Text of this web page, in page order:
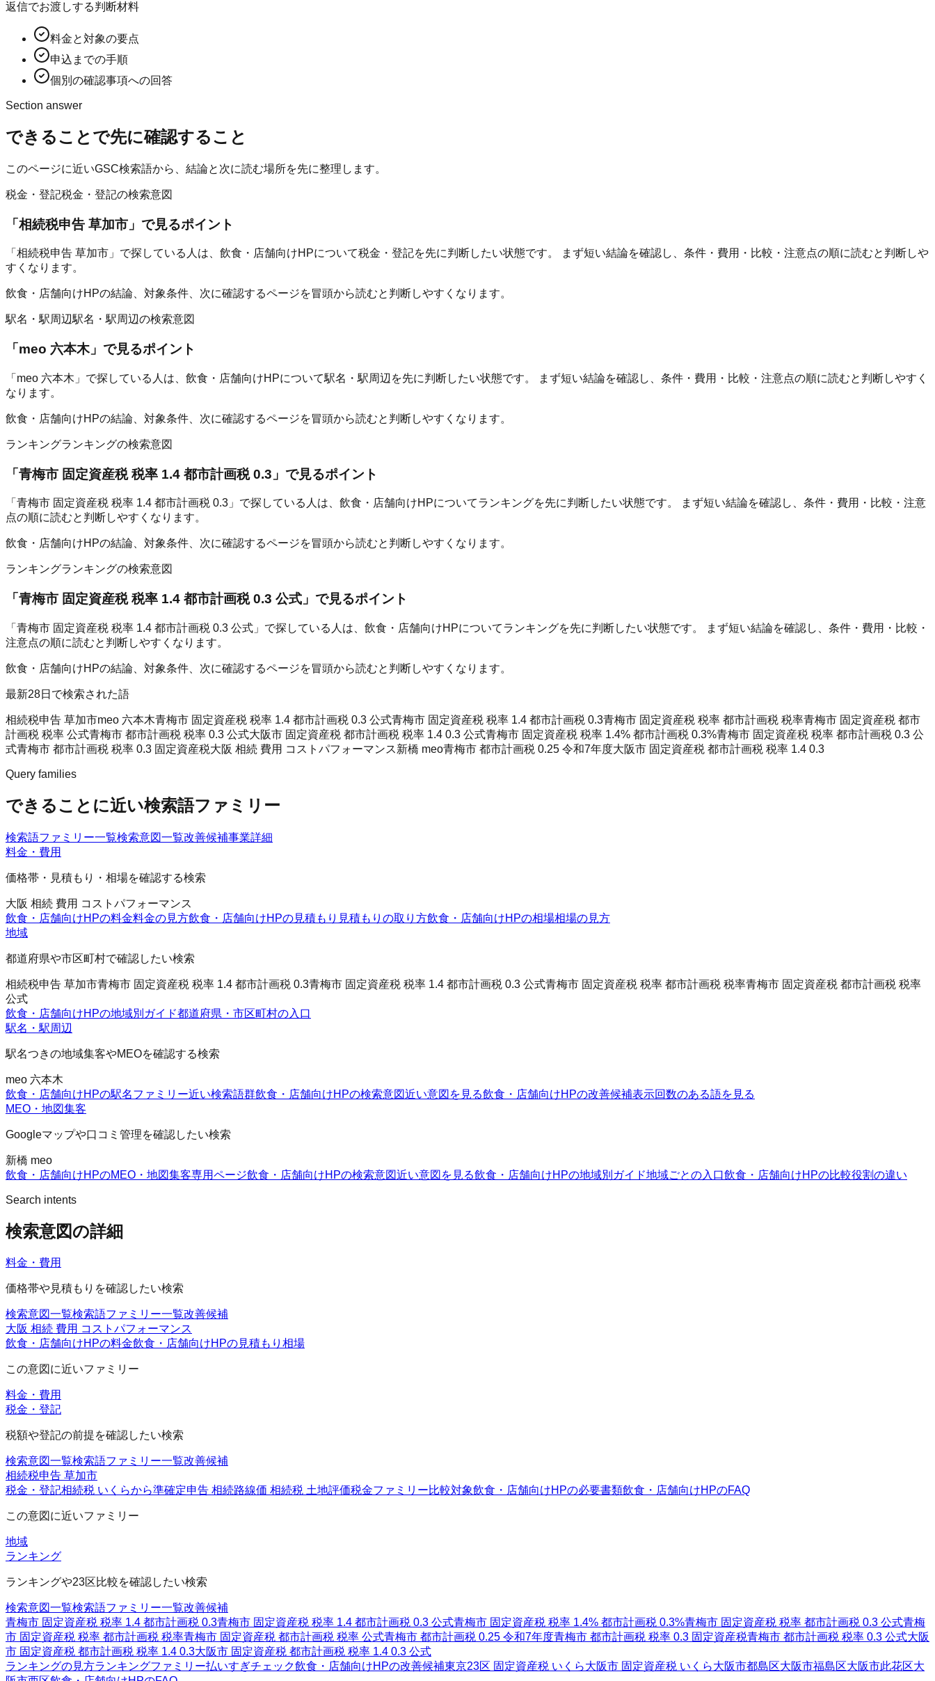
返信でお渡しする判断材料
料金と対象の要点
申込までの手順
個別の確認事項への回答
Section answer
できること で先に確認すること
このページに近いGSC検索語から、結論と次に読む場所を先に整理します。
税金・登記税金・登記の検索意図
「相続税申告 草加市 」で見るポイント
「相続税申告 草加市」で探している人は、飲食・店舗向けHPについて税金・登記を先に判断したい状態です。 まず短い結論を確認し、条件・費用・比較・注意点の順に読むと判断しや
すくなります。
飲食・店舗向けHPの結論、対象条件、次に確認するページを冒頭から読むと判断しやすくなります。
駅名・駅周辺駅名・駅周辺の検索意図
「 meo 六本木」で見るポイント
「meo 六本木」で探している人は、飲食・店舗向けHPについて駅名・駅周辺を先に判断したい状態です。 まず短い結論を確認し、条件・費用・比較・注意点の順に読むと判断しやすく
なります。
飲食・店舗向けHPの結論、対象条件、次に確認するページを冒頭から読むと判断しやすくなります。
ランキングランキングの検索意図
「青梅市 固定資産税 税率 1.4 都市計画税 0.3 」で見るポイント
「青梅市 固定資産税 税率 1.4 都市計画税 0.3」で探している人は、飲食・店舗向けHPについてランキングを先に判断したい状態です。 まず短い結論を確認し、条件・費用・比較・注意
点の順に読むと判断しやすくなります。
飲食・店舗向けHPの結論、対象条件、次に確認するページを冒頭から読むと判断しやすくなります。
ランキングランキングの検索意図
「 青梅市 固定資産税 税率 1.4 都市計画税 0.3 公式 」で見るポイント
「青梅市 固定資産税 税率 1.4 都市計画税 0.3 公式」で探している人は、飲食・店舗向けHPについてランキングを先に判断したい状態です。 まず短い結論を確認し、条件・費用・比較・
注意点の順に読むと判断しやすくなります。
飲食・店舗向けHPの結論、対象条件、次に確認するページを冒頭から読むと判断しやすくなります。
最新28日で検索された語
相続税申告 草加市meo 六本木青梅市 固定資産税 税率 1.4 都市計画税 0.3 公式青梅市 固定資産税 税率 1.4 都市計画税 0.3青梅市 固定資産税 税率 都市計画税 税率青梅市 固定資産税 都市
計画税 税率 公式青梅市 都市計画税 税率 0.3 公式大阪市 固定資産税 都市計画税 税率 1.4 0.3 公式青梅市 固定資産税 税率 1.4% 都市計画税 0.3%青梅市 固定資産税 税率 都市計画税 0.3 公
式青梅市 都市計画税 税率 0.3 固定資産税大阪 相続 費用 コストパフォーマンス新橋 meo青梅市 都市計画税 0.25 令和7年度大阪市 固定資産税 都市計画税 税率 1.4 0.3
Query families
できることに近い検索語ファミリー
検索語ファミリー一覧検索意図一覧改善候補事業詳細
料金・費用
価格帯・見積もり・相場を確認する検索
大阪 相続 費用 コストパフォーマンス
飲食・店舗向けHPの料金料金の見方飲食・店舗向けHPの見積もり 見積もりの取り方飲食・店舗向けHPの相場相場の見方
地域
都道府県や市区町村で確認したい検索
相続税申告 草加市青梅市 固定資産税 税率 1.4 都市計画税 0.3青梅市 固定資産税 税率 1.4 都市計画税 0.3 公式青梅市 固定資産税 税率 都市計画税 税率青梅市 固定資産税 都市計画税 税率
公式
飲食・店舗向けHPの地域別ガイド都道府県・市区町村の入口
駅名・駅周辺
駅名つきの地域集客やMEOを確認する検索
meo 六本木
飲食・店舗向けHPの駅名ファミリー近い検索語群飲食・店舗向けHPの検索意図近い意図を見る飲食・店舗向けHPの改善候補表示回数のある語を見る
MEO・地図集客
Googleマップや口コミ管理を確認したい検索
新橋 meo
飲食・店舗向けHPのMEO・地図集客専用ページ飲食・店舗向けHPの検索意図近い意図を見る飲食・店舗向けHPの地域別ガイド地域ごとの入口飲食・店舗向けHPの比較役割の違い
Search intents
検索意図の詳細
料金・費用
価格帯や見積もりを確認したい検索
検索意図一覧検索語ファミリー一覧改善候補
大阪 相続 費用 コストパフォーマンス
飲食・店舗向けHPの料金飲食・店舗向けHPの見積もり 相場
この意図に近いファミリー
料金・費用
税金・登記
税額や登記の前提を確認したい検索
検索意図一覧検索語ファミリー一覧改善候補
相続税申告 草加市
税金・登記相続税 いくらから準確定申告 相続路線価 相続税 土地評価税金ファミリー比較対象飲食・店舗向けHPの必要書類飲食・店舗向けHPのFAQ
この意図に近いファミリー
地域
ランキング
ランキングや23区比較を確認したい検索
検索意図一覧検索語ファミリー一覧改善候補
青梅市 固定資産税 税率 1.4 都市計画税 0.3青梅市 固定資産税 税率 1.4 都市計画税 0.3 公式青梅市 固定資産税 税率 1.4% 都市計画税 0.3%青梅市 固定資産税 税率 都市計画税 0.3 公式青梅
市 固定資産税 税率 都市計画税 税率青梅市 固定資産税 都市計画税 税率 公式青梅市 都市計画税 0.25 令和7年度青梅市 都市計画税 税率 0.3 固定資産税青梅市 都市計画税 税率 0.3 公式大阪
市 固定資産税 都市計画税 税率 1.4 0.3大阪市 固定資産税 都市計画税 税率 1.4 0.3 公式
ランキングの見方ランキングファミリー払いすぎチェック飲食・店舗向けHPの改善候補東京23区 固定資産税 いくら大阪市 固定資産税 いくら大阪市都島区大阪市福島区大阪市此花区大